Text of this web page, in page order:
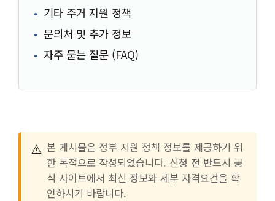
기타 주거 지원 정책
문의처 및 추가 정보
자주 묻는 질문 (FAQ)
⚠️ 본 게시물은 정부 지원 정책 정보를 제공하기 위
한 목적으로 작성되었습니다. 신청 전 반드시 공
식 사이트에서 최신 정보와 세부 자격요건을 확
인하시기 바랍니다.